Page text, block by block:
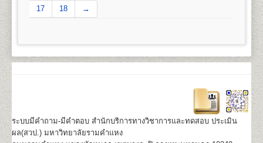
17
18 →
ระบบมีคำถาม-มีคำตอบ สำนักบริการทางวิชาการและทดสอบ ประเมิน
ผล(สวป.) มหาวิทยาลัยรามคำแหง